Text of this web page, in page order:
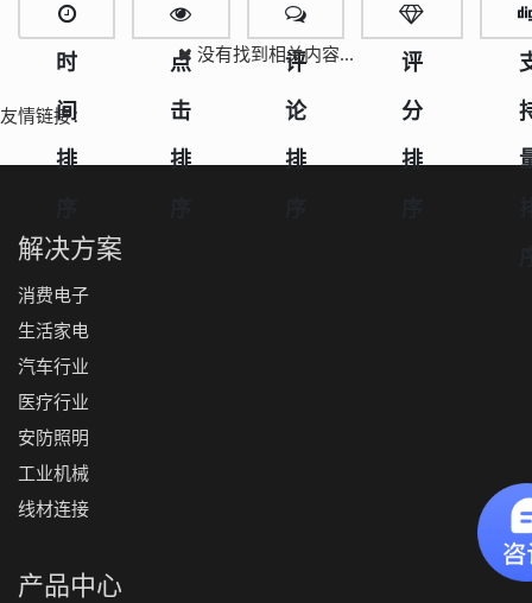
时
间
排
点
击
排
评
论
排
评
分
排
没有找到相关内容...
友情链接：
解决方案
消费电子
生活家电
汽车行业
医疗行业
安防照明
工业机械
线材连接
产品中心